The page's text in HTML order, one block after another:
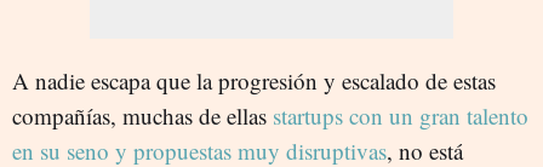
A nadie escapa que la progresión y escalado de estas
compañías, muchas de ellas startups con un gran talento
en su seno y propuestas muy disruptivas, no está